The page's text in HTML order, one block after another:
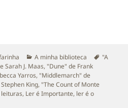
Categorias
A minha biblioteca Etiquetas
"A
Sarah J. Maas, "Dune" de Frank
Yarros, "Middlemarch" de
King, "The Count of Monte
leituras, Ler é Importante, ler é o